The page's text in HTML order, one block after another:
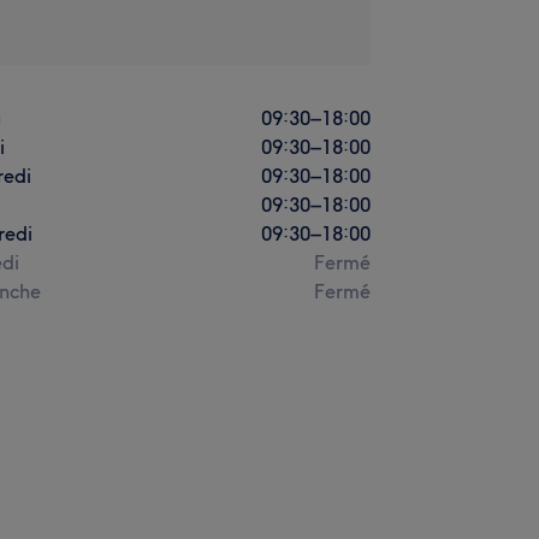
09:30–18:00
09:30–18:00
09:30–18:00
09:30–18:00
09:30–18:00
Fermé
Fermé